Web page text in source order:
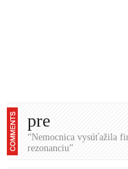
pre
“Nemocnica vysúťažila
rezonanciu”